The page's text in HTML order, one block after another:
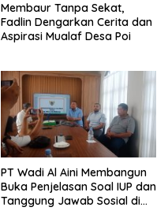
Membaur Tanpa Sekat,
Fadlin Dengarkan Cerita dan
Aspirasi Mualaf Desa Poi
PT Wadi Al Aini Membangun
Buka Penjelasan Soal IUP dan
Tanggung Jawab Sosial di